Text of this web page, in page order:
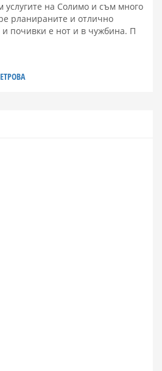
услугите на Солимо и съм много
рланираните и отлично
почивки е нот и в чужбина. П